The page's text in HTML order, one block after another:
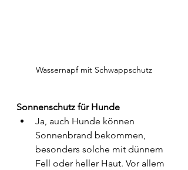
Wassernapf mit Schwappschutz
Sonnenschutz für Hunde
Ja, auch Hunde können
Sonnenbrand bekommen,
besonders solche mit dünnem
Fell oder heller Haut. Vor allem